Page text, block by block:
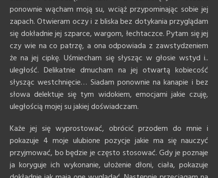
ponownie wącham moją su, wciąż przypominając sobie jej
zapach. Otwieram oczy i z bliska bez dotykania przyglądam
się dokładnie jej szparce, wargom, łechtaczce. Pytam się jej
czy wie na co patrzę, a ona odpowiada z zawstydzeniem
że na jej cipkę. Uśmiecham się słysząc w głosie wstyd i..
uległość. Delikatnie dmucham na jej otwartą kobiecość
słysząc westchnięcie… Siadam ponownie na kanapie i bez
słowa delektuje się tym widokiem, emocjami jakie czuję,
uległością mojej su jakiej doświadczam.
Każe jej się wyprostować, obrócić przodem do mnie i
pokazuje 4 moje ulubione pozycje jakie ma się nauczyć
przyjmować, bo będzie je często stosować. Gdy je poznaje
ja koryguje ich wykonanie, ułożenie dłoni, ciała, pokazuje